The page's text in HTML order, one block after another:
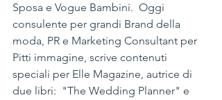
Sposa e Vogue Bambini.  Oggi
consulente per grandi Brand della
moda, PR e Marketing Consultant per
Pitti immagine, scrive contenuti
speciali per Elle Magazine, autrice di
due libri:  "The Wedding Planner" e